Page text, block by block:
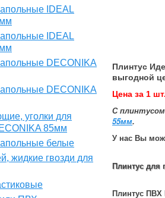
IDEAL
IDEAL
DECONIKA
DECONIKA
уголки для
85мм
белые
жидкие гвозди для
Плинтус
выгодной
Цена за 1 шт.
С
55мм.
У нас Вы
Плинтус для
Плинтус ПВХ